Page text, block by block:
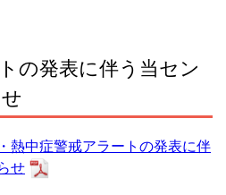
の発表に伴う当セン
熱中症警戒アラートの発表に伴
せ